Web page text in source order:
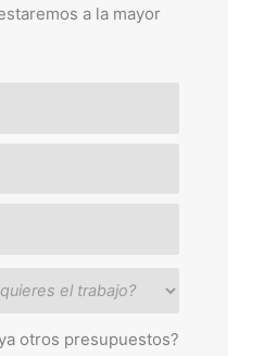
a la mayor
otros presupuestos?